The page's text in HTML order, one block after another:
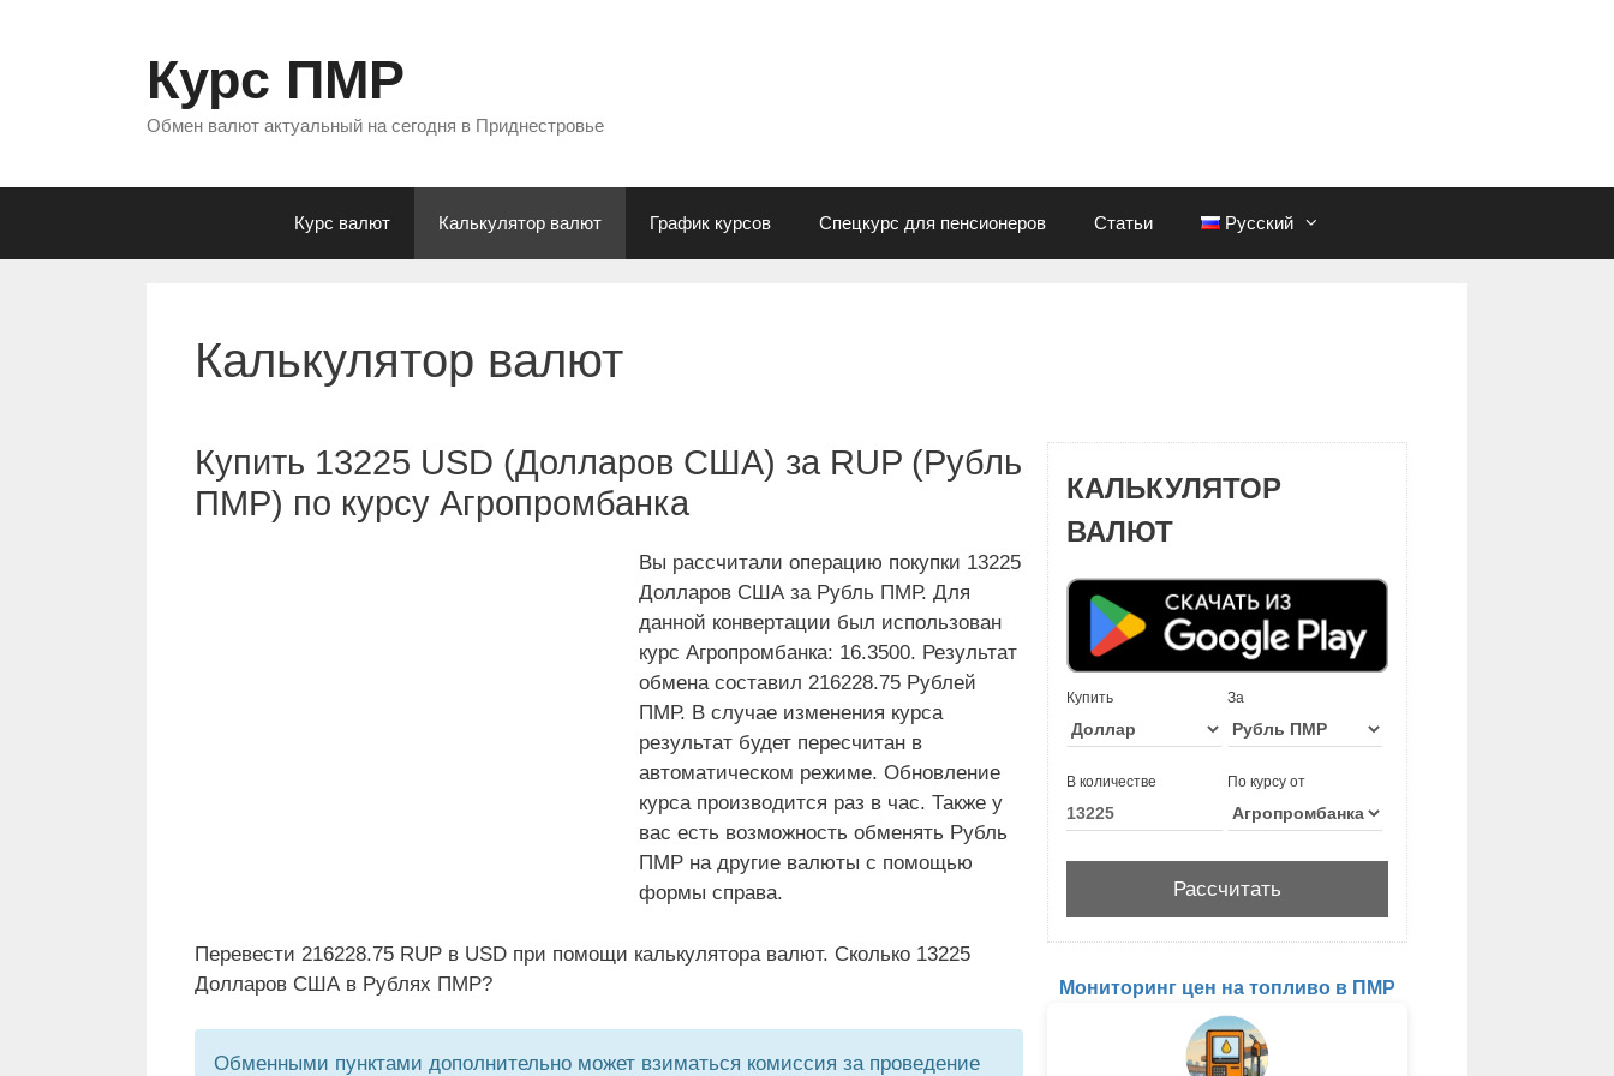
Курс ПМР
Обмен валют актуальный на сегодня в Приднестровье
Курс валют Калькулятор валют График курсов Спецкурс для пенсионеров Статьи Русский
Калькулятор валют
Купить 13225 USD (Долларов США) за RUP (Рубль
ПМР) по курсу Агропромбанка
Вы рассчитали операцию покупки 13225
Долларов США за Рубль ПМР. Для
данной конвертации был использован
курс Агропромбанка: 16.3500. Результат
обмена составил 216228.75 Рублей
ПМР. В случае изменения курса
результат будет пересчитан в
автоматическом режиме. Обновление
курса производится раз в час. Также у
вас есть возможность обменять Рубль
ПМР на другие валюты с помощью
формы справа.
Перевести 216228.75 RUP в USD при помощи калькулятора валют. Сколько 13225
Долларов США в Рублях ПМР?
Обменными пунктами дополнительно может взиматься комиссия за проведение
КАЛЬКУЛЯТОР
ВАЛЮТ
Купить За
В количестве По курсу от
Мониторинг цен на топливо в ПМР